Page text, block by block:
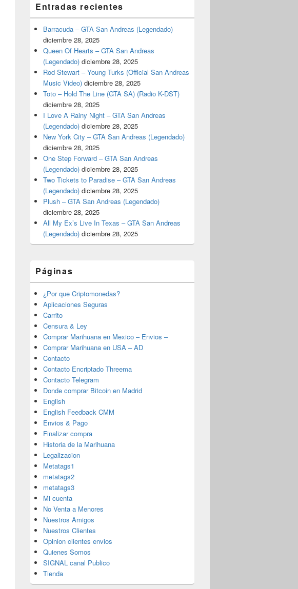
Entradas recientes
Barracuda – GTA San Andreas (Legendado)
diciembre 28, 2025
Queen Of Hearts – GTA San Andreas
(Legendado) diciembre 28, 2025
Rod Stewart – Young Turks (Official San Andreas
Music Video) diciembre 28, 2025
Toto – Hold The Line (GTA SA) (Radio K-DST)
diciembre 28, 2025
I Love A Rainy Night – GTA San Andreas
(Legendado) diciembre 28, 2025
New York City – GTA San Andreas (Legendado)
diciembre 28, 2025
One Step Forward – GTA San Andreas
(Legendado) diciembre 28, 2025
Two Tickets to Paradise – GTA San Andreas
(Legendado) diciembre 28, 2025
Plush – GTA San Andreas (Legendado)
diciembre 28, 2025
All My Ex’s Live In Texas – GTA San Andreas
(Legendado) diciembre 28, 2025
Páginas
¿Por que Criptomonedas?
Aplicaciones Seguras
Carrito
Censura & Ley
Comprar Marihuana en Mexico – Envios –
Comprar Marihuana en USA – AD
Contacto
Contacto Encriptado Threema
Contacto Telegram
Donde comprar Bitcoin en Madrid
English
English Feedback CMM
Envios & Pago
Finalizar compra
Historia de la Marihuana
Legalizacion
Metatags1
metatags2
metatags3
Mi cuenta
No Venta a Menores
Nuestros Amigos
Nuestros Clientes
Opinion clientes envios
Quienes Somos
SIGNAL canal Publico
Tienda